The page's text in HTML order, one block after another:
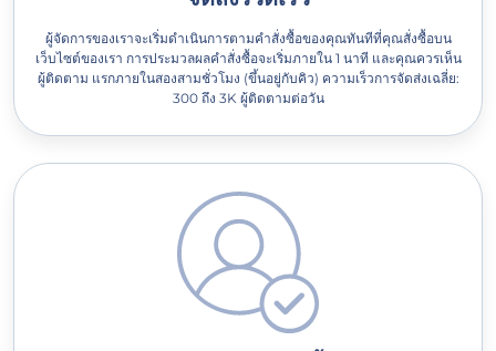
ผู้จัดการของเราจะเริ่มดำเนินการตามคำสั่งซื้อของคุณทันทีที่คุณสั่งซื้อบน
เว็บไซต์ของเรา การประมวลผลคำสั่งซื้อจะเริ่มภายใน 1 นาที และคุณควรเห็น
ผู้ติดตาม แรกภายในสองสามชั่วโมง (ขึ้นอยู่กับคิว) ความเร็วการจัดส่งเฉลี่ย:
300 ถึง 3K ผู้ติดตามต่อวัน